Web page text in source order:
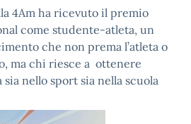
4Am ha ricevuto il premio
come studente-atleta, un
che non prema l’atleta o
ma chi riesce a ottenere
nello sport sia nella scuola